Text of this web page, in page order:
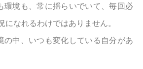
環境も、常に揺らいでいて、毎回必
になれるわけではありません。
の中、いつも変化している自分があ